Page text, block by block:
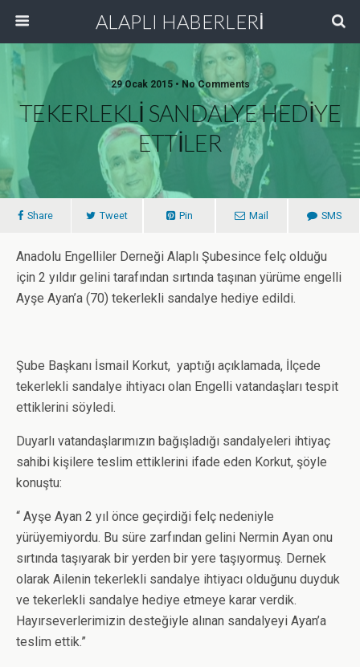
ALAPLI HABERLERİ
29 Ocak 2015 • No Comments
TEKERLEKLİ SANDALYE HEDİYE
ETTİLER
Share Tweet Pin Mail SMS
Anadolu Engelliler Derneği Alaplı Şubesince felç olduğu
için 2 yıldır gelini tarafından sırtında taşınan yürüme engelli
Ayşe Ayan’a (70) tekerlekli sandalye hediye edildi.
Şube Başkanı İsmail Korkut, yaptığı açıklamada, İlçede
tekerlekli sandalye ihtiyacı olan Engelli vatandaşları tespit
ettiklerini söyledi.
Duyarlı vatandaşlarımızın bağışladığı sandalyeleri ihtiyaç
sahibi kişilere teslim ettiklerini ifade eden Korkut, şöyle
konuştu:
“ Ayşe Ayan 2 yıl önce geçirdiği felç nedeniyle
yürüyemiyordu. Bu süre zarfından gelini Nermin Ayan onu
sırtında taşıyarak bir yerden bir yere taşıyormuş. Dernek
olarak Ailenin tekerlekli sandalye ihtiyacı olduğunu duyduk
ve tekerlekli sandalye hediye etmeye karar verdik.
Hayırseverlerimizin desteğiyle alınan sandalyeyi Ayan’a
teslim ettik.”